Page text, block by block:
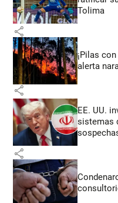
Tolima
share
¡Pilas
alerta
share
EE. UU.
sistemas
share